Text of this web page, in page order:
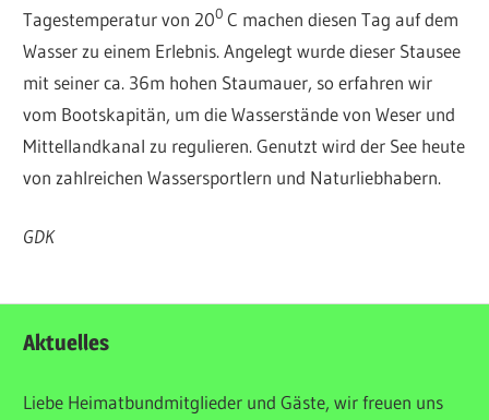
Tagestemperatur von 200 C machen diesen Tag auf dem
Wasser zu einem Erlebnis. Angelegt wurde dieser Stausee
mit seiner ca. 36m hohen Staumauer, so erfahren wir
vom Bootskapitän, um die Wasserstände von Weser und
Mittellandkanal zu regulieren. Genutzt wird der See heute
von zahlreichen Wassersportlern und Naturliebhabern.
GDK
ALLGEMEIN
Aktuelles
Liebe Heimatbundmitglieder und Gäste, wir freuen uns